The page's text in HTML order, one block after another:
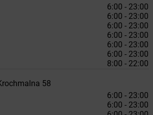
6:00 - 23:00
6:00 - 23:00
6:00 - 23:00
6:00 - 23:00
6:00 - 23:00
6:00 - 23:00
8:00 - 22:00
58
6:00 - 23:00
6:00 - 23:00